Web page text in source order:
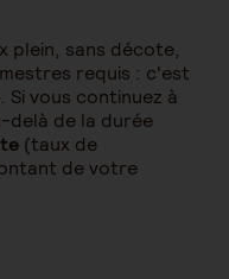
plein, sans décote,
requis : c'est
. Si vous continuez à
delà de la durée
(taux de
de votre